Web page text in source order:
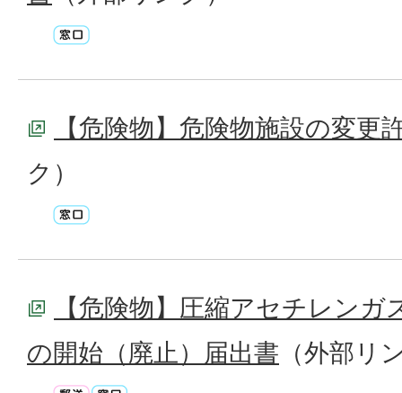
【危険物】危険物施設の変更
ク）
【危険物】圧縮アセチレン
の開始（廃止）届出書 （外部リ